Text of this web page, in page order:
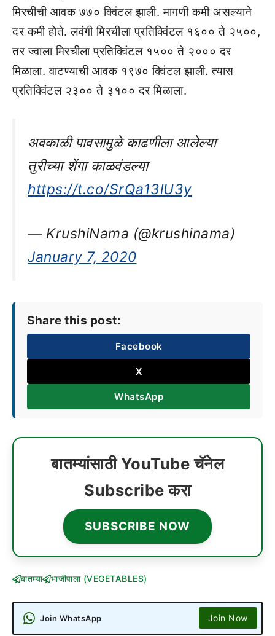
मिरचीची आवक ७७० क्विंटल झाली. मागणी कमी असल्याने
दर कमी होते. लवंगी मिरचीला प्रतिक्विंटल १६०० ते २५००,
तर ज्वाला मिरचीला प्रतिक्विंटल १५०० ते २००० दर
मिळाला. वाटण्याची आवक १९७० क्विंटल झाली. त्यास
प्रतिक्विंटल २३०० ते ३१०० दर मिळाला.
अवकाळी पावसामुळे काढणीला आलेल्या
तुरीच्या शेंगा काळवंडल्या
https://t.co/SrQa13lU3y
— KrushiNama (@krushinama)
January 7, 2020
Share this post:
Facebook
X
WhatsApp
बातम्यांसाठी YouTube चॅनेल
Subscribe करा
SUBSCRIBE NOW
बातम्या भाजीपाला (VEGETABLES)
Join WhatsApp Join Now